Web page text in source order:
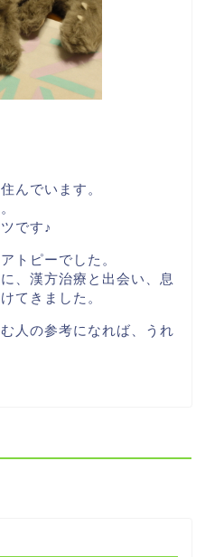
んでいます。
です♪
トピーでした。
、漢方治療と出会い、息
てきました。
人の参考になれば、うれ